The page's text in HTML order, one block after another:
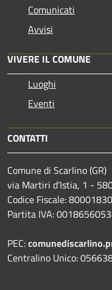
Comunicati
Avvisi
VIVERE IL COMUNE
Luoghi
Eventi
CONTATTI
Comune di Scarlino (GR)
via Martiri d'Istia, 1 -
Codice Fiscale:
Partita IVA:
PEC:
Centralino Unico: